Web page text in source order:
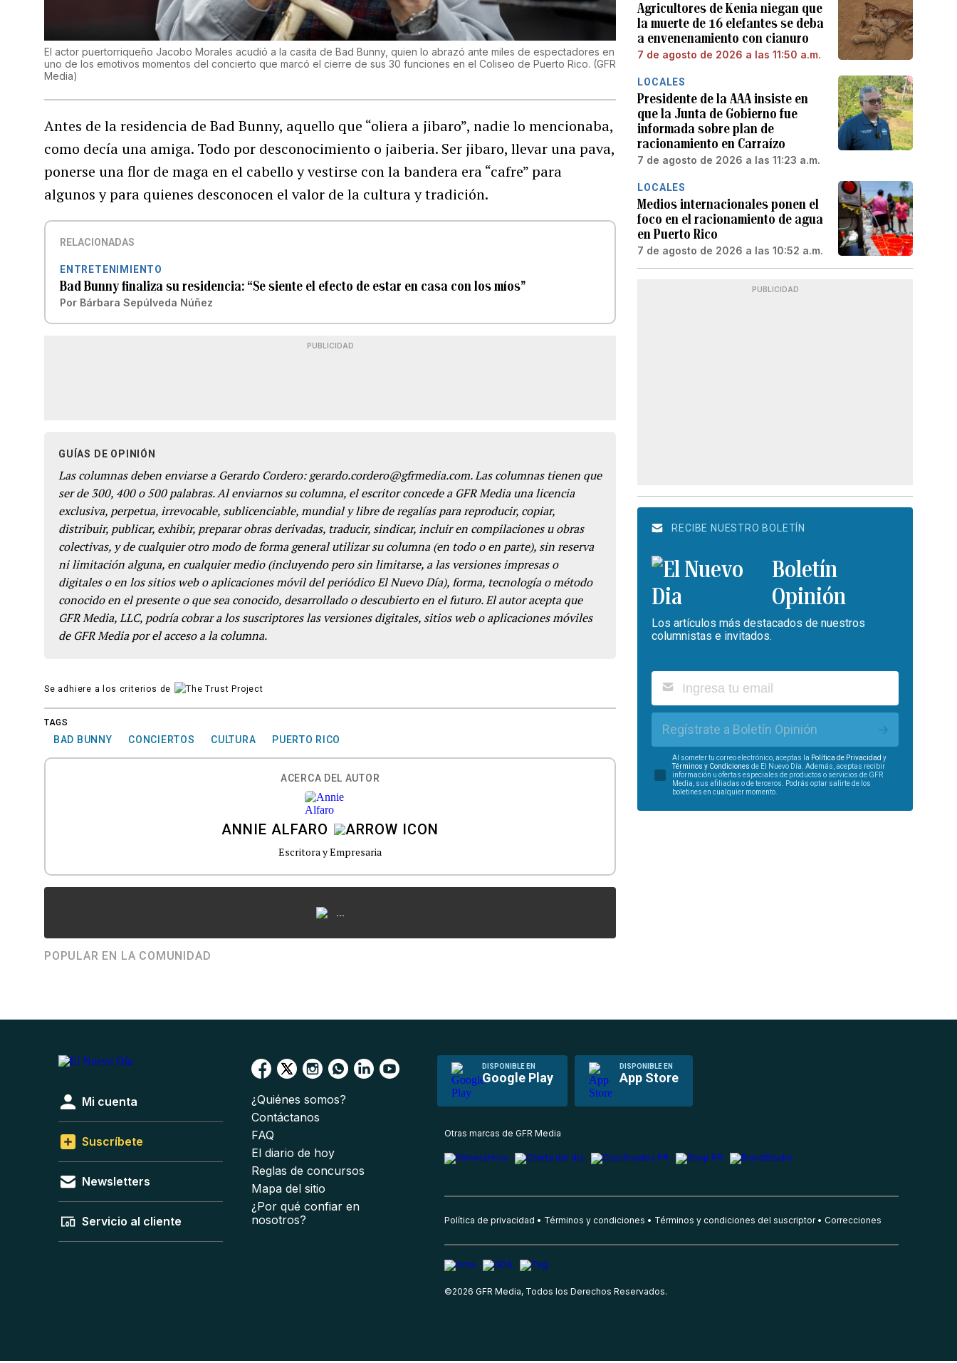
El actor puertorriqueño Jacobo Morales acudió a la casita de Bad Bunny, quien lo abrazó ante miles de espectadores en
uno de los emotivos momentos del concierto que marcó el cierre de sus 30 funciones en el Coliseo de Puerto Rico. (GFR
Media)
Antes de la residencia de Bad Bunny, aquello que “oliera a jibaro”, nadie lo mencionaba,
como decía una amiga. Todo por desconocimiento o jaiberia. Ser jibaro, llevar una pava,
ponerse una flor de maga en el cabello y vestirse con la bandera era “cafre” para
algunos y para quienes desconocen el valor de la cultura y tradición.
RELACIONADAS
ENTRETENIMIENTO
Bad Bunny finaliza su residencia: “Se siente el efecto de estar en casa con los míos”
Por Bárbara Sepúlveda Núñez
PUBLICIDAD
GUÍAS DE OPINIÓN
Las columnas deben enviarse a Gerardo Cordero: gerardo.cordero@gfrmedia.com. Las columnas tienen que
ser de 300, 400 o 500 palabras. Al enviarnos su columna, el escritor concede a GFR Media una licencia
exclusiva, perpetua, irrevocable, sublicenciable, mundial y libre de regalías para reproducir, copiar,
distribuir, publicar, exhibir, preparar obras derivadas, traducir, sindicar, incluir en compilaciones u obras
colectivas, y de cualquier otro modo de forma general utilizar su columna (en todo o en parte), sin reserva
ni limitación alguna, en cualquier medio (incluyendo pero sin limitarse, a las versiones impresas o
digitales o en los sitios web o aplicaciones móvil del periódico El Nuevo Día), forma, tecnología o método
conocido en el presente o que sea conocido, desarrollado o descubierto en el futuro. El autor acepta que
GFR Media, LLC, podría cobrar a los suscriptores las versiones digitales, sitios web o aplicaciones móviles
de GFR Media por el acceso a la columna.
Se adhiere a los criterios de
TAGS
BAD BUNNY CONCIERTOS CULTURA PUERTO RICO
ACERCA DEL AUTOR
ANNIE ALFARO
Escritora y Empresaria
...
POPULAR EN LA COMUNIDAD
Agricultores de Kenia niegan que
la muerte de 16 elefantes se deba
a envenenamiento con cianuro
7 de agosto de 2026 a las 11:50 a.m.
LOCALES
Presidente de la AAA insiste en
que la Junta de Gobierno fue
informada sobre plan de
racionamiento en Carraízo
7 de agosto de 2026 a las 11:23 a.m.
LOCALES
Medios internacionales ponen el
foco en el racionamiento de agua
en Puerto Rico
7 de agosto de 2026 a las 10:52 a.m.
PUBLICIDAD
RECIBE NUESTRO BOLETÍN
Boletín
Opinión
Los artículos más destacados de nuestros
columnistas e invitados.
Regístrate a Boletín Opinión
Al someter tu correo electrónico, aceptas la Política de Privacidad y
Términos y Condiciones de El Nuevo Día. Además, aceptas recibir
información u ofertas especiales de productos o servicios de GFR
Media, sus afiliadas o de terceros. Podrás optar salirte de los
boletines en cualquier momento.
DISPONIBLE EN
Google Play
DISPONIBLE EN
App Store
Mi cuenta
Suscríbete
Newsletters
Servicio al cliente
¿Quiénes somos?
Contáctanos
FAQ
El diario de hoy
Reglas de concursos
Mapa del sitio
¿Por qué confiar en
nosotros?
Otras marcas de GFR Media
Política de privacidad Términos y condiciones Términos y condiciones del suscriptor Correcciones
©2026 GFR Media, Todos los Derechos Reservados.